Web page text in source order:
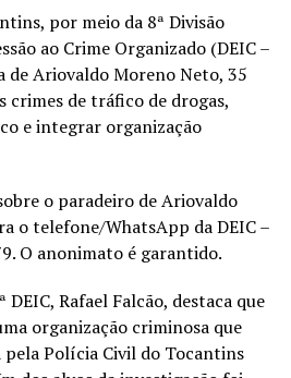
por meio da 8ª Divisão
ao Crime Organizado (DEIC –
de Ariovaldo Moreno Neto, 35
crimes de tráfico de drogas,
e integrar organização
o paradeiro de Ariovaldo
o telefone/WhatsApp da DEIC –
O anonimato é garantido.
DEIC, Rafael Falcão, destaca que
organização criminosa que
pela Polícia Civil do Tocantins